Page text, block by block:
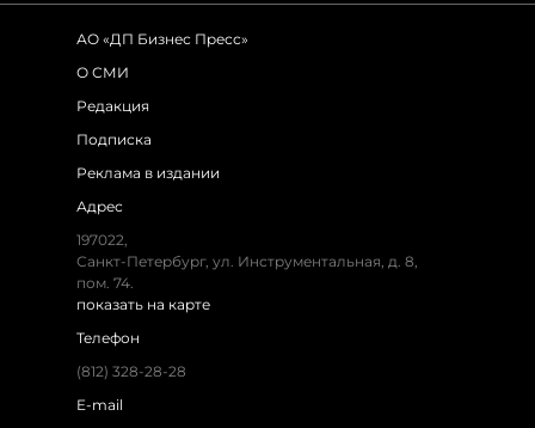
АО «ДП Бизнес Пресс»
О СМИ
Редакция
Подписка
Реклама в издании
Адрес
197022,
Санкт-Петербург, ул. Инструментальная, д. 8,
пом. 74.
показать на карте
Телефон
(812) 328-28-28
E-mail